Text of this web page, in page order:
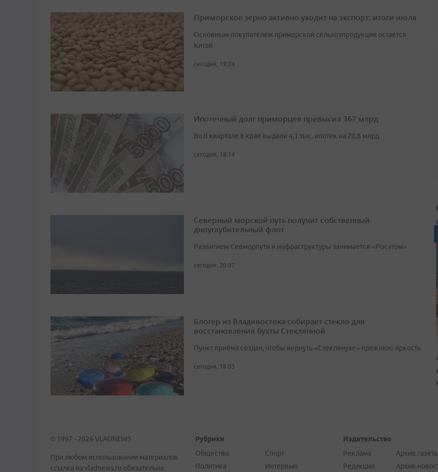
Приморское зерно активно уходит на экспорт: итоги июля
Основным покупателем приморской сельхозпродукции остается
Китай
сегодня, 19:24
Ипотечный долг приморцев превысил 367 млрд
Во II квартале в крае выдали 4,1 тыс. ипотек на 20,8 млрд
сегодня, 18:14
Северный морской путь получит собственный
дноуглубительный флот
Развитием Севморпути и инфраструктуры занимается «Росатом»
сегодня, 20:07
Блогер из Владивостока собирает стекло для
восстановления бухты Стеклянной
Пункт приёма создан, чтобы вернуть «Стеклянухе» прежнюю яркость
сегодня, 18:03
© 1997 - 2026 VLADNEWS
При любом использовании материалов
ссылка на vladnews.ru обязательна.
Рубрики
Общество
Политика
Спорт
Интервью
Издательство
Реклама
Редакция
Архив
Архив